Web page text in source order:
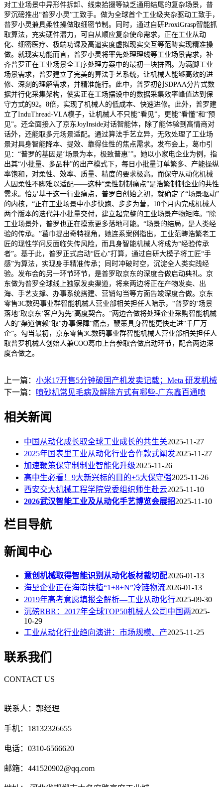
对工业场景中异形件拆卸、线束拾掇等缺乏通用结尾的复杂场景，普
罗沉磅推出“普罗小灵”工致手。做为全球首个工业级夹杂驱动工致手，
普罗小灵兼具柔性操做取细密节制。同时，通过自研ProxiGrasp智能抓
取算法，充实硬件潜力，可自从顺应复杂使命需求，正在工业从动
化、细密医疗、极端功课及高逼实度虚拟现实交互等范畴实现精准操
做。就现实功能而言，普罗小灵将率先处理理线等工业场景需求，补
齐普罗正在工业场景全工序处理方案中的最初一块拼图。为满脚工业
场景需求，普罗建立了完美的算法手艺系统，让机械人能够高效的进
修、深刻的理解需求，并精准施行。此中，普罗初创SDPAA分片式数
据并行化采集架构，使实正在工场摆设中的数据采集效率峰值达到保
守方式的92。8倍，实现了机械人的低成本、快速进修。此外，普罗建
立了InduThread-VLA模子，让机械人不只能“看见”，更能“看懂”和“预
见”。还全面接入了京东JoyInside对话智能体，除了能体验到高情商对
话外，还能取多元场景适配。通过算法手艺立异，无效处理了工业场
景对具身智能降本、提效、靠得住性的焦点需求。发布会上，葛巾引
见：“普罗的基因是‘场景为本，极致普惠’”。她以小家电企业为例，指
出其“小批量、多品种”的出产模式下，每日小批量订单繁多、产能操纵
率饱和，对柔性、效率、质量、精度的要求极高。而保守从动化机械
人因柔性不脚难以适配——这种“柔性制制痛点”是浩繁制制企业的共性
需求。恰是基于这一行业痛点，普罗自创始之初，就确定了“场景驱动”
的内核，“正在工业场景中小步快跑、步步为营，10个月内完成机械人
两个版本的迭代并小批量交付，建立起完整的工业场景产物矩阵。”除
工业场景外，普罗也正在摸索更多落地可能。“场景的结局，是人类经
验的传承。”葛巾提出奇特视角，她连系案例指出，工业范畴浩繁老工
匠的现性学问反面临失传风险，而具身智能机械人将成为“经验传承
者”。基于此，普罗正式启动“匠心”打算，通过自研大模子将工匠“手
感”为算法，实现身手精准传承；同时冲破时空，沉淀全人类实践经
验。发布会的另一环节环节，是普罗取京东的深度合做启动典礼。京
东做为普罗全球线上独家发卖渠道，将来两边将正在产物发卖、出
海、手艺支撑、办事系统搭建、营销勾当等方面告竣深度合做。京东
零售3C数码事业群智能机械人营业部相关担任人暗示，“普罗的‘场景
落地’取京东‘客户为先’高度契合。”两边合做将处理企业采购智能机械
人的“渠道信赖”取“办事保障”痛点，鞭策具身智能更快走进“千厂万
企”。勾当最初，京东零售3C数码事业群智能机械人营业部相关担任人
取普罗机械人创始人兼COO葛巾上台参取合做启动环节，配合两边深
度合做之。
上一篇： 小米17开售5分钟破国产机发卖记载；Meta 研发机械
下一篇： 喷砂机常见毛病及解除方式有哪些-广东鑫百通喷
相关新闻
中国从动化成长取全球工业成长的共生关2025-11-27
2025年国表里工业从动化行业合作款式阐发2025-11-27
加速鞭策保守制制业智能化升级2025-11-26
高中生必看！9大新兴标的目的+5大保守强2025-11-26
西安交大机械工程学院党委组织师生赴云2025-11-10
2026武汉智能工业及从动化手艺博览会展招2025-11-10
栏目导航
新闻中心
意创机械取得智能识别从动化板材裁切配2026-01-13
海垦企业正在海南扶植“1+8+N”冷链物流2026-01-13
2019年高考意愿填报全解析—工业从动化行2025-09-30
沉磅RBR：2017年全球TOP50机械人公司中国两2025-
10-29
工业从动化行业趋向演讲：市场规模、产2025-11-25
联系我们
CONTACT US
联系人：郭经理
手机：18132326655
电话：0310-6566620
邮箱：441520902@qq.com